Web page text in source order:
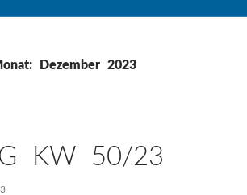
Dezember 2023
KW 50/23